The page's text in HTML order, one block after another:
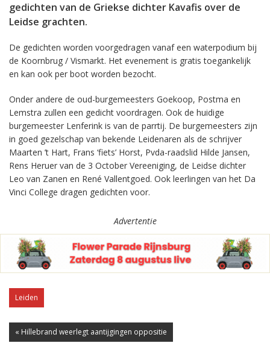
gedichten van de Griekse dichter Kavafis over de
Leidse grachten.
De gedichten worden voorgedragen vanaf een waterpodium bij
de Koornbrug / Vismarkt. Het evenement is gratis toegankelijk
en kan ook per boot worden bezocht.
Onder andere de oud-burgemeesters Goekoop, Postma en
Lemstra zullen een gedicht voordragen. Ook de huidige
burgemeester Lenferink is van de parrtij. De burgemeesters zijn
in goed gezelschap van bekende Leidenaren als de schrijver
Maarten ’t Hart, Frans ‘fiets’ Horst, Pvda-raadslid Hilde Jansen,
Rens Heruer van de 3 October Vereeniging, de Leidse dichter
Leo van Zanen en René Vallentgoed. Ook leerlingen van het Da
Vinci College dragen gedichten voor.
Advertentie
Leiden
« Hillebrand weerlegt aantijgingen oppositie